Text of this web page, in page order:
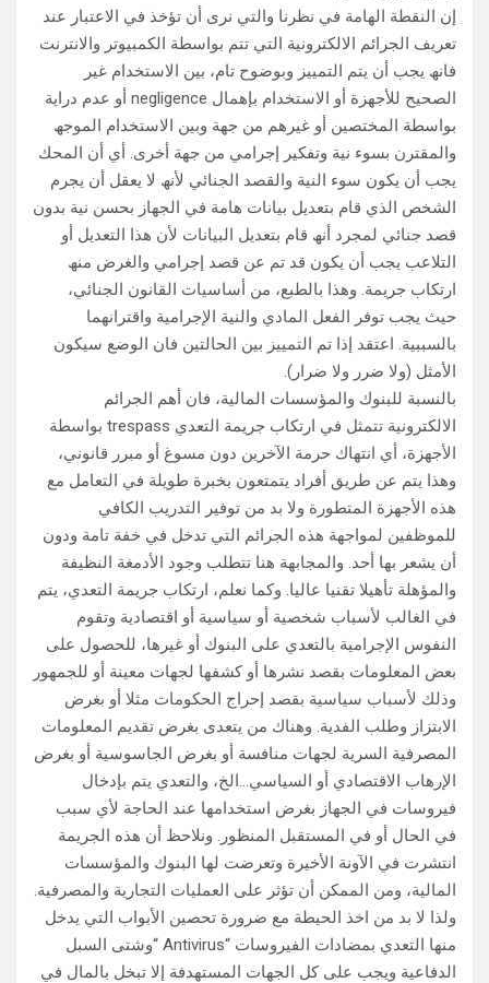
إن النقطة الھامة في نظرنا والتي نرى أن تؤخذ في الاعتبار عند
تعریف الجرائم الالكترونیة التي تتم بواسطة الكمبیوتر والانترنت
فانھ یجب أن یتم التمییز وبوضوح تام، بین الاستخدام غیر
الصحیح للأجھزة أو الاستخدام بإھمال negligence أو عدم درایة
بواسطة المختصین أو غیرھم من جھة وبین الاستخدام الموجھ
والمقترن بسوء نیة وتفكیر إجرامي من جھة أخرى. أي أن المحك
یجب أن یكون سوء النیة والقصد الجنائي لأنھ لا یعقل أن یجرم
الشخص الذي قام بتعدیل بیانات ھامة في الجھاز بحسن نیة بدون
قصد جنائي لمجرد أنھ قام بتعدیل البیانات لأن ھذا التعدیل أو
التلاعب یجب أن یكون قد تم عن قصد إجرامي والغرض منھ
ارتكاب جریمة. وھذا بالطبع، من أساسیات القانون الجنائي،
حیث یجب توفر الفعل المادي والنیة الإجرامیة واقترانھما
بالسببیة. اعتقد إذا تم التمییز بین الحالتین فان الوضع سیكون
الأمثل (ولا ضرر ولا ضرار).
بالنسبة للبنوك والمؤسسات المالیة، فان أھم الجرائم
الالكترونیة تتمثل في ارتكاب جریمة التعدي trespass بواسطة
الأجھزة، أي انتھاك حرمة الآخرین دون مسوغ أو مبرر قانوني،
وھذا یتم عن طریق أفراد یتمتعون بخبرة طویلة في التعامل مع
ھذه الأجھزة المتطورة ولا بد من توفیر التدریب الكافي
للموظفین لمواجھة ھذه الجرائم التي تدخل في خفة تامة ودون
أن یشعر بھا أحد. والمجابھة ھنا تتطلب وجود الأدمغة النظیفة
والمؤھلة تأھیلا تقنیا عالیا. وكما نعلم، ارتكاب جریمة التعدي، یتم
في الغالب لأسباب شخصیة أو سیاسیة أو اقتصادیة وتقوم
النفوس الإجرامیة بالتعدي على البنوك أو غیرھا، للحصول على
بعض المعلومات بقصد نشرھا أو كشفھا لجھات معینة أو للجمھور
وذلك لأسباب سیاسیة بقصد إحراج الحكومات مثلا أو بغرض
الابتزاز وطلب الفدیة. وھناك من یتعدى بغرض تقدیم المعلومات
المصرفیة السریة لجھات منافسة أو بغرض الجاسوسیة أو بغرض
الإرھاب الاقتصادي أو السیاسي…الخ، والتعدي یتم بإدخال
فیروسات في الجھاز بغرض استخدامھا عند الحاجة لأي سبب
في الحال أو في المستقبل المنظور. ونلاحظ أن ھذه الجریمة
انتشرت في الآونة الأخیرة وتعرضت لھا البنوك والمؤسسات
المالیة، ومن الممكن أن تؤثر على العملیات التجاریة والمصرفیة.
ولذا لا بد من اخذ الحیطة مع ضرورة تحصین الأبواب التي یدخل
منھا التعدي بمضادات الفیروسات “Antivirus “وشتى السبل
الدفاعیة ویجب على كل الجھات المستھدفة إلا تبخل بالمال في